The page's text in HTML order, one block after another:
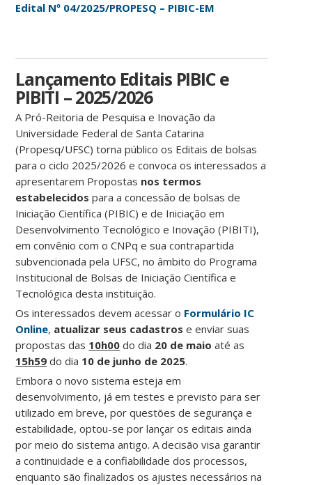
Edital Nº 04/2025/PROPESQ – PIBIC-EM
Lançamento Editais PIBIC e
PIBITI – 2025/2026
A Pró-Reitoria de Pesquisa e Inovação da
Universidade Federal de Santa Catarina
(Propesq/UFSC) torna público os Editais de bolsas
para o ciclo 2025/2026 e convoca os interessados a
apresentarem Propostas nos termos
estabelecidos para a concessão de bolsas de
Iniciação Científica (PIBIC) e de Iniciação em
Desenvolvimento Tecnológico e Inovação (PIBITI),
em convênio com o CNPq e sua contrapartida
subvencionada pela UFSC, no âmbito do Programa
Institucional de Bolsas de Iniciação Científica e
Tecnológica desta instituição.
Os interessados devem acessar o Formulário IC
Online, atualizar seus cadastros e enviar suas
propostas das 10h00 do dia 20 de maioaté as
15h59 do dia 10 de junho de 2025.
Embora o novo sistema esteja em
desenvolvimento, já em testes e previsto para ser
utilizado em breve, por questões de segurança e
estabilidade, optou-se por lançar os editais ainda
por meio do sistema antigo. A decisão visa garantir
a continuidade e a confiabilidade dos processos,
enquanto são finalizados os ajustes necessários na